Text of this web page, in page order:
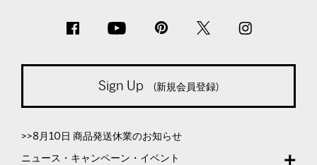
Sign Up (新規会員登録)
>>8月10日 商品発送休業のお知らせ
ニュース・キャンペーン・イベント